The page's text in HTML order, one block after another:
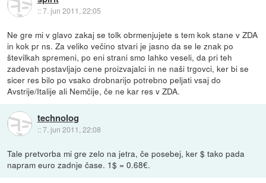
::7. jun 2011, 22:05
Ne gre mi v glavo zakaj se tolk obrmenjujete s tem kok stane v ZDA
in kok pr ns. Za veliko večino stvari je jasno da se le znak po
številkah spremeni, po eni strani smo lahko veseli, da pri teh
zadevah postavljajo cene proizvajalci in ne naši trgovci, ker bi se
sicer res bilo po vsako drobnarijo potrebno peljati vsaj do
Avstrije/Italije ali Nemčije, če ne kar res v ZDA.
technolog
::7. jun 2011, 22:08
Tale pretvorba mi gre zelo na jetra, če posebej, ker $ tako pada
napram euro zadnje čase. 1$ = 0.68€.